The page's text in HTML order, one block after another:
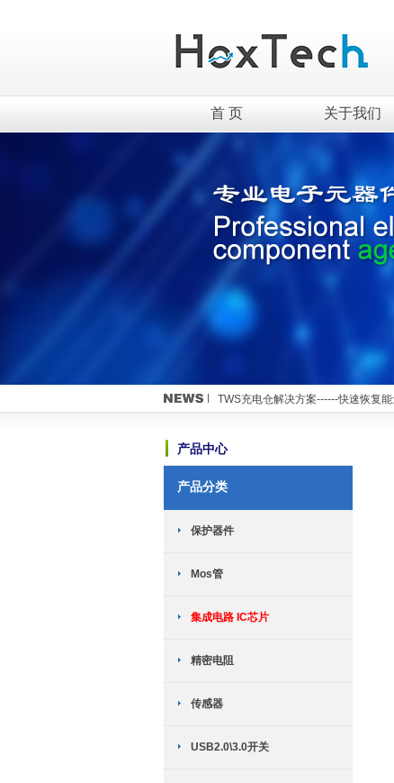
首 页 关于我们
TWS充电仓解决方案------快速恢复
恭喜赫兴科与上海晟矽微电子股份有
TWS耳机专用：劲芯微推出两款
恭喜赫兴科与台湾迅杰（ENE）达成
新网站全新上线
英集芯移动电源新国标全套解决方案
TWS充电仓解决方案------快速恢复
恭喜赫兴科与MST美加的霍尔传感
恭喜赫兴科与ICM创芯微的锂电保
恭喜赫兴科与上海晟矽微电子股份
可能是世界上最小的锂电池充电芯
TWS耳机专用：劲芯微推出两款
恭喜赫兴科与台湾迅杰（ENE）达成
产品中心
产品分类
保护器件
Mos管
集成电路 IC芯片
精密电阻
传感器
USB2.0\3.0开关